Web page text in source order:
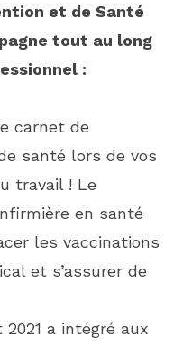
et de Santé
tout au long
:
carnet de
santé lors de vos
travail ! Le
en santé
les vaccinations
et s’assurer de
a intégré aux